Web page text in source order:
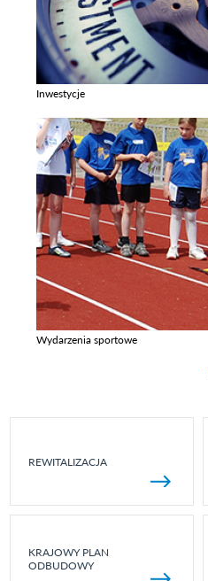
Inwestycje
Wydarzenia sportowe
REWITALIZACJA
KRAJOWY PLAN
ODBUDOWY